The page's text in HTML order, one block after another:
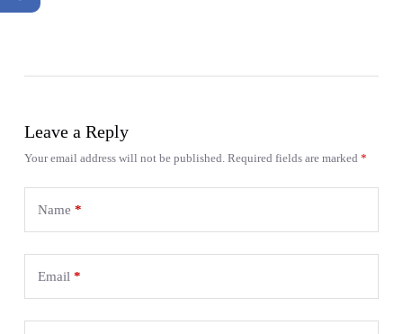
Leave a Reply
Your email address will not be published. Required fields are marked *
Name *
Email *